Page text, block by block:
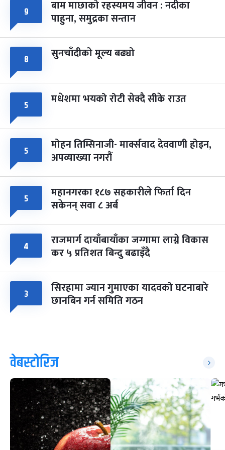
८ फागुपूर्णिमा
चैत्र ८, २०८३-Mar 22, 2027
७ महिना बाँकी
९ बाम माछाको रहस्यमय जीवन : नदीका
पाहुना, समुद्रका सन्तान
८ सुनचाँदीको मूल्य बढ्यो
५ मधेशमा भयको रोटी सेक्दै सीके राउत
५ मोहन तिम्सिनाजी- मार्क्सवाद देववाणी होइन,
अपव्याख्या नगरौं
५ महानगरका १८७ सहकारीले फिर्ता दिन
सकेनन् सवा ८ अर्ब
४ राजमार्ग दायाँबायाँका जग्गामा लाग्ने विकास
कर ५ प्रतिशत बिन्दु बढाइँदै
३ सिरहामा ज्यान गुमाएका यादवको घटनाबारे
छानबिन गर्न समिति गठन
वेबस्टोरिज